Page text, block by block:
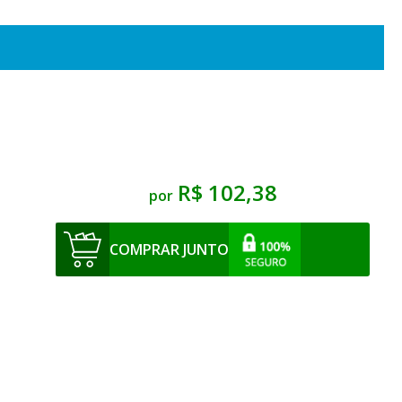
por R$ 102,38
COMPRAR JUNTO